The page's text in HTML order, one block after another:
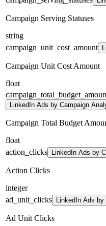
Campaign Serving Statuses
string
campaign_unit_cost_amount
Campaign Unit Cost Amount
float
LinkedIn Ads by Campaign
Campaign Total Budget
float
action_clicks
LinkedIn Ads by
Action Clicks
integer
ad_unit_clicks
LinkedIn Ads
Ad Unit Clicks